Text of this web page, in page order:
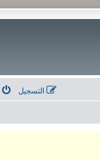
التسجيل